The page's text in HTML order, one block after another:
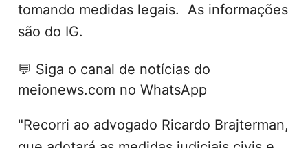
tomando medidas legais. As informações
são do IG.
💬 Siga o canal de notícias do
meionews.com no WhatsApp
"Recorri ao advogado Ricardo Brajterman,